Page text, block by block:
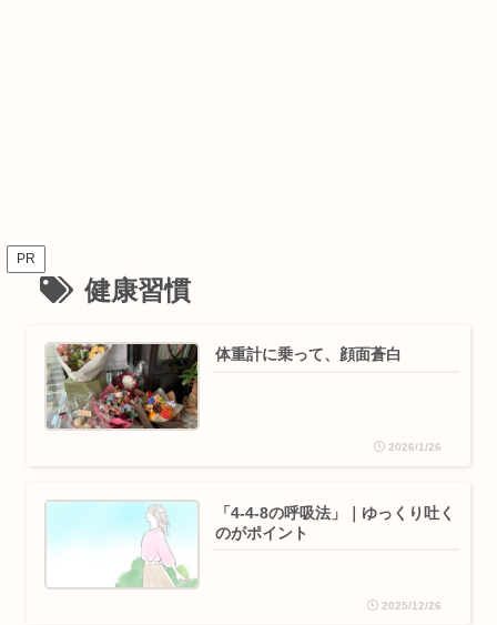
PR
健康習慣
体重計に乗って、顔面蒼白
2026/1/26
「4-4-8の呼吸法」｜ゆっくり吐く
のがポイント
2025/12/26